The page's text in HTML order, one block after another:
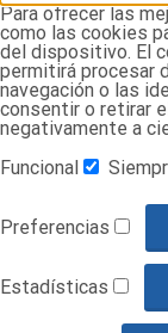
Para ofrecer las
como las cookies
del dispositivo. El
permitirá procesar
navegación o las
consentir o retirar
negativamente a
Funcional
Preferencias
Estadísticas